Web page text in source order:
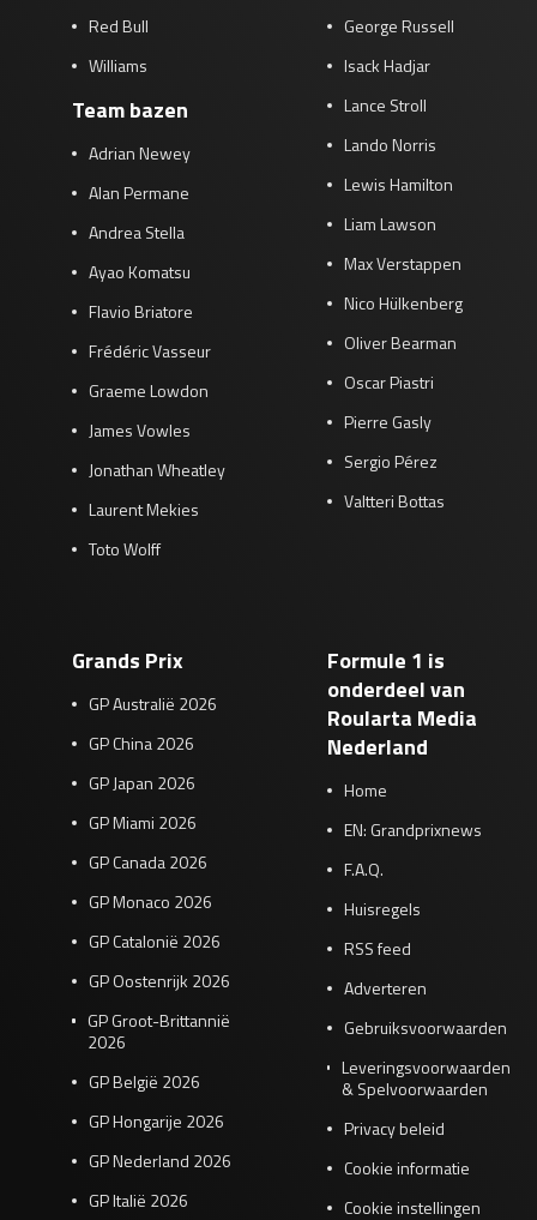
Red Bull
Williams
Team bazen
Adrian Newey
Alan Permane
Andrea Stella
Ayao Komatsu
Flavio Briatore
Frédéric Vasseur
Graeme Lowdon
James Vowles
Jonathan Wheatley
Laurent Mekies
Toto Wolff
George Russell
Isack Hadjar
Lance Stroll
Lando Norris
Lewis Hamilton
Liam Lawson
Max Verstappen
Nico Hülkenberg
Oliver Bearman
Oscar Piastri
Pierre Gasly
Sergio Pérez
Valtteri Bottas
Grands Prix
GP Australië 2026
GP China 2026
GP Japan 2026
GP Miami 2026
GP Canada 2026
GP Monaco 2026
GP Catalonië 2026
GP Oostenrijk 2026
GP Groot-Brittannië
2026
GP België 2026
GP Hongarije 2026
GP Nederland 2026
GP Italië 2026
Formule 1 is
onderdeel van
Roularta Media
Nederland
Home
EN: Grandprixnews
F.A.Q.
Huisregels
RSS feed
Adverteren
Gebruiksvoorwaarden
Leveringsvoorwaarden
& Spelvoorwaarden
Privacy beleid
Cookie informatie
Cookie instellingen